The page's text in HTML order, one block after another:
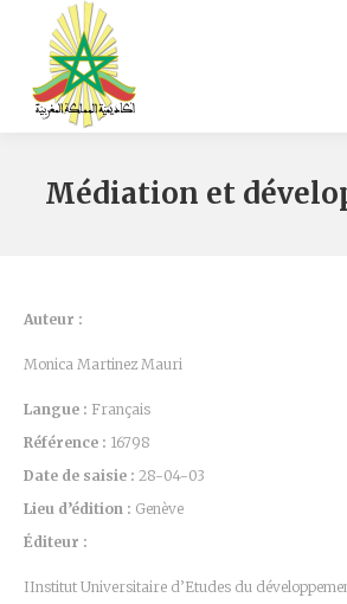
Médiation et
Auteur :
Monica Martinez Mauri
Langue : Français
Référence : 16798
Date de saisie : 28-04-03
Lieu d’édition : Genève
Éditeur :
IInstitut Universitaire d’Etudes du